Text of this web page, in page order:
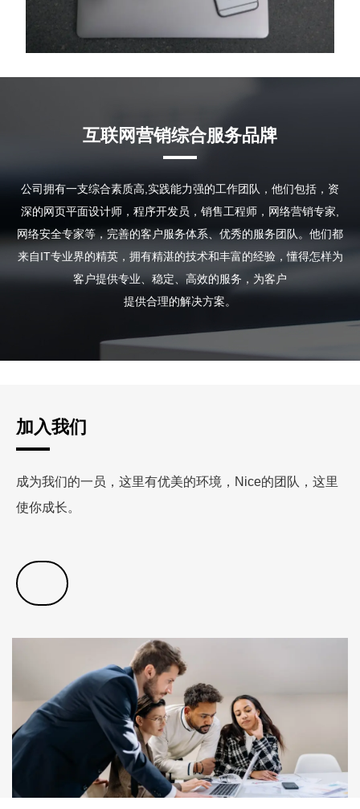
互联网营销综合服务品牌
公司拥有一支综合素质高,实践能力强的工作团队，他们包括，资
深的网页平面设计师，程序开发员，销售工程师，网络营销专家,
网络安全专家等，完善的客户服务体系、优秀的服务团队。他们都
来自IT专业界的精英，拥有精湛的技术和丰富的经验，懂得怎样为
客户提供专业、稳定、高效的服务，为客户
提供合理的解决方案。
加入我们
成为我们的一员，这里有优美的环境，Nice的团队，这里
使你成长。